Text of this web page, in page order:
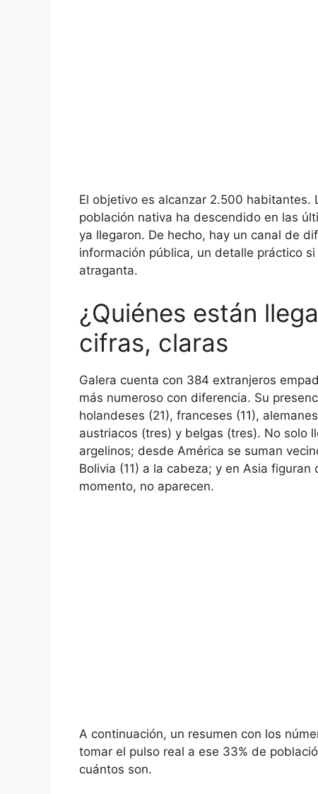
El objetivo es alcanzar 2.500 habitantes.
población nativa ha descendido en las
ya llegaron. De hecho, hay un canal de
información pública, un detalle práctico
atraganta.
¿Quiénes están
cifras, claras
Galera cuenta con 384 extranjeros
más numeroso con diferencia. Su
holandeses (21), franceses (11),
austriacos (tres) y belgas (tres). No solo
argelinos; desde América se suman
Bolivia (11) a la cabeza; y en Asia
momento, no aparecen.
A continuación, un resumen con los
tomar el pulso real a ese 33% de
cuántos son.